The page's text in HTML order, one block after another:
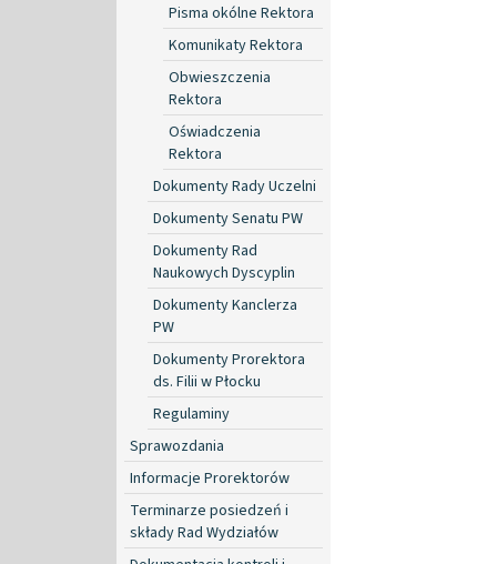
Pisma okólne Rektora
Komunikaty Rektora
Obwieszczenia
Rektora
Oświadczenia
Rektora
Dokumenty Rady Uczelni
Dokumenty Senatu PW
Dokumenty Rad
Naukowych Dyscyplin
Dokumenty Kanclerza
PW
Dokumenty Prorektora
ds. Filii w Płocku
Regulaminy
Sprawozdania
Informacje Prorektorów
Terminarze posiedzeń i
składy Rad Wydziałów